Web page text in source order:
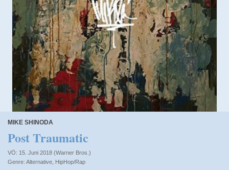
MIKE SHINODA
Post Traumatic
VÖ: 15. Juni 2018 (Warner Bros.)
Alternative HipHop/Rap